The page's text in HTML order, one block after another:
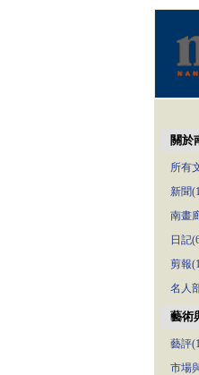
關於
所有
新聞
南畫
日記
剪報
名人
藝術
藝評
市場